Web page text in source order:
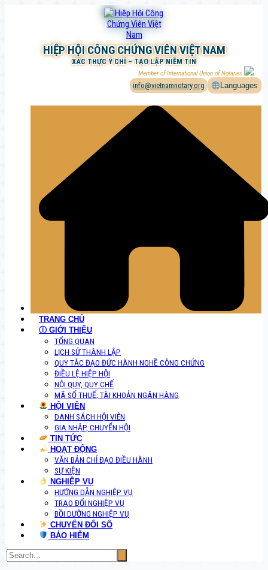
HIỆP HỘI CÔNG CHỨNG VIÊN VIỆT NAM
XÁC THỰC Ý CHÍ – TẠO LẬP NIỀM TIN
Member of International Union of Notaries
info@vietnamnotary.org Languages
TRANG CHỦ
Ⓘ GIỚI THIỆU
TỔNG QUAN
LỊCH SỬ THÀNH LẬP
QUY TẮC ĐẠO ĐỨC HÀNH NGHỀ CÔNG CHỨNG
ĐIỀU LỆ HIỆP HỘI
NỘI QUY, QUY CHẾ
MÃ SỐ THUẾ; TÀI KHOẢN NGÂN HÀNG
HỘI VIÊN
DANH SÁCH HỘI VIÊN
GIA NHẬP, CHUYỂN HỘI
TIN TỨC
HOẠT ĐỘNG
VĂN BẢN CHỈ ĐẠO ĐIỀU HÀNH
SỰ KIỆN
NGHIỆP VỤ
HƯỚNG DẪN NGHIỆP VỤ
TRAO ĐỔI NGHIỆP VỤ
BỒI DƯỠNG NGHIỆP VỤ
CHUYỂN ĐỔI SỐ
BẢO HIỂM